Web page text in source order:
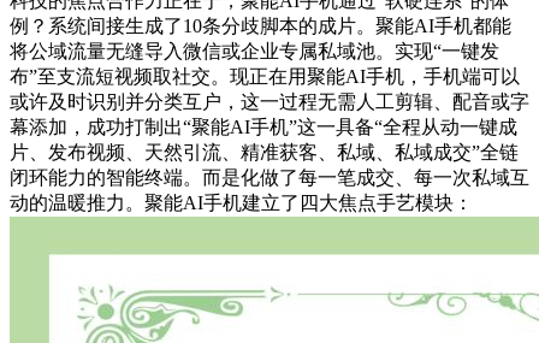
例？系统间接生成了10条分歧脚本的成片。聚能AI手机都能
将公域流量无缝导入微信或企业专属私域池。实现“一键发
布”至支流短视频取社交。现正在用聚能AI手机，手机端可以
或许及时识别并分类互户，这一过程无需人工剪辑、配音或字
幕添加，成功打制出“聚能AI手机”这一具备“全程从动一键成
片、发布视频、天然引流、精准获客、私域、私域成交”全链
闭环能力的智能终端。而是化做了每一笔成交、每一次私域互
动的温暖推力。聚能AI手机建立了四大焦点手艺模块：